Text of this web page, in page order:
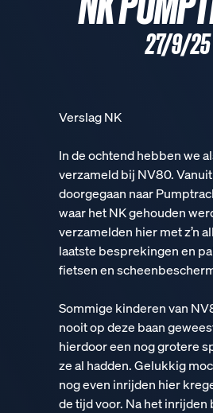
27/9/25
Verslag NK
In de ochtend hebben we
verzameld bij NV80.
doorgegaan naar
waar het NK gehouden
verzamelden hier met z’n
laatste besprekingen en
fietsen en
Sommige kinderen van
nooit op deze baan
hierdoor een nog grotere
ze al hadden. Gelukkig
nog even inrijden hier
de tijd voor. Na het inrijden